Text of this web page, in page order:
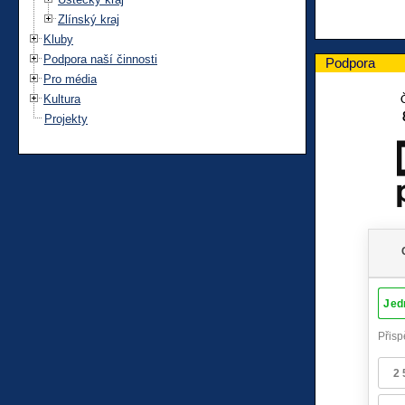
Zlínský kraj
Kluby
Podpora naší činnosti
Pro média
Kultura
Projekty
Podpora